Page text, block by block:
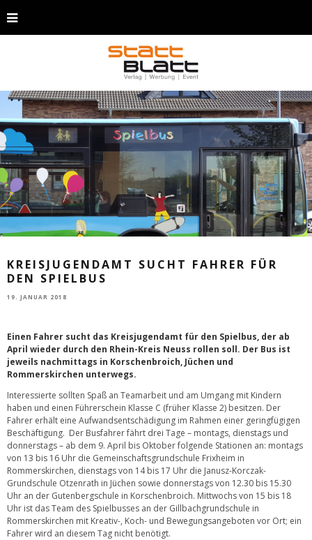
KREISJUGENDAMT SUCHT FAHRER FÜR
DEN SPIELBUS
19. JANUAR 2018
Einen Fahrer sucht das Kreisjugendamt für den Spielbus, der ab
April wieder durch den Rhein-Kreis Neuss rollen soll. Der Bus ist
jeweils nachmittags in Korschenbroich, Jüchen und
Rommerskirchen unterwegs.
Interessierte sollten Spaß an Teamarbeit und am Umgang mit Kindern
haben und einen Führerschein Klasse C (früher Klasse 2) besitzen. Der
Fahrer erhält eine Aufwandsentschädigung im Rahmen einer geringfügigen
Beschäftigung. Der Busfahrer fährt drei Tage – montags, dienstags und
donnerstags – ab dem 9. April bis Oktober folgende Stationen an: montags
von 13 bis 16 Uhr die Gemeinschaftsgrundschule Frixheim in
Rommerskirchen, dienstags von 14 bis 17 Uhr die Janusz-Korczak-
Grundschule Otzenrath in Jüchen sowie donnerstags von 12.30 bis 15.30
Uhr an der Gutenbergschule in Korschenbroich. Mittwochs von 15 bis 18
Uhr ist das Team des Spielbusses an der Gillbachgrundschule in
Rommerskirchen mit Kreativ-, Koch- und Bewegungsangeboten vor Ort; ein
Fahrer wird an diesem Tag nicht benötigt.